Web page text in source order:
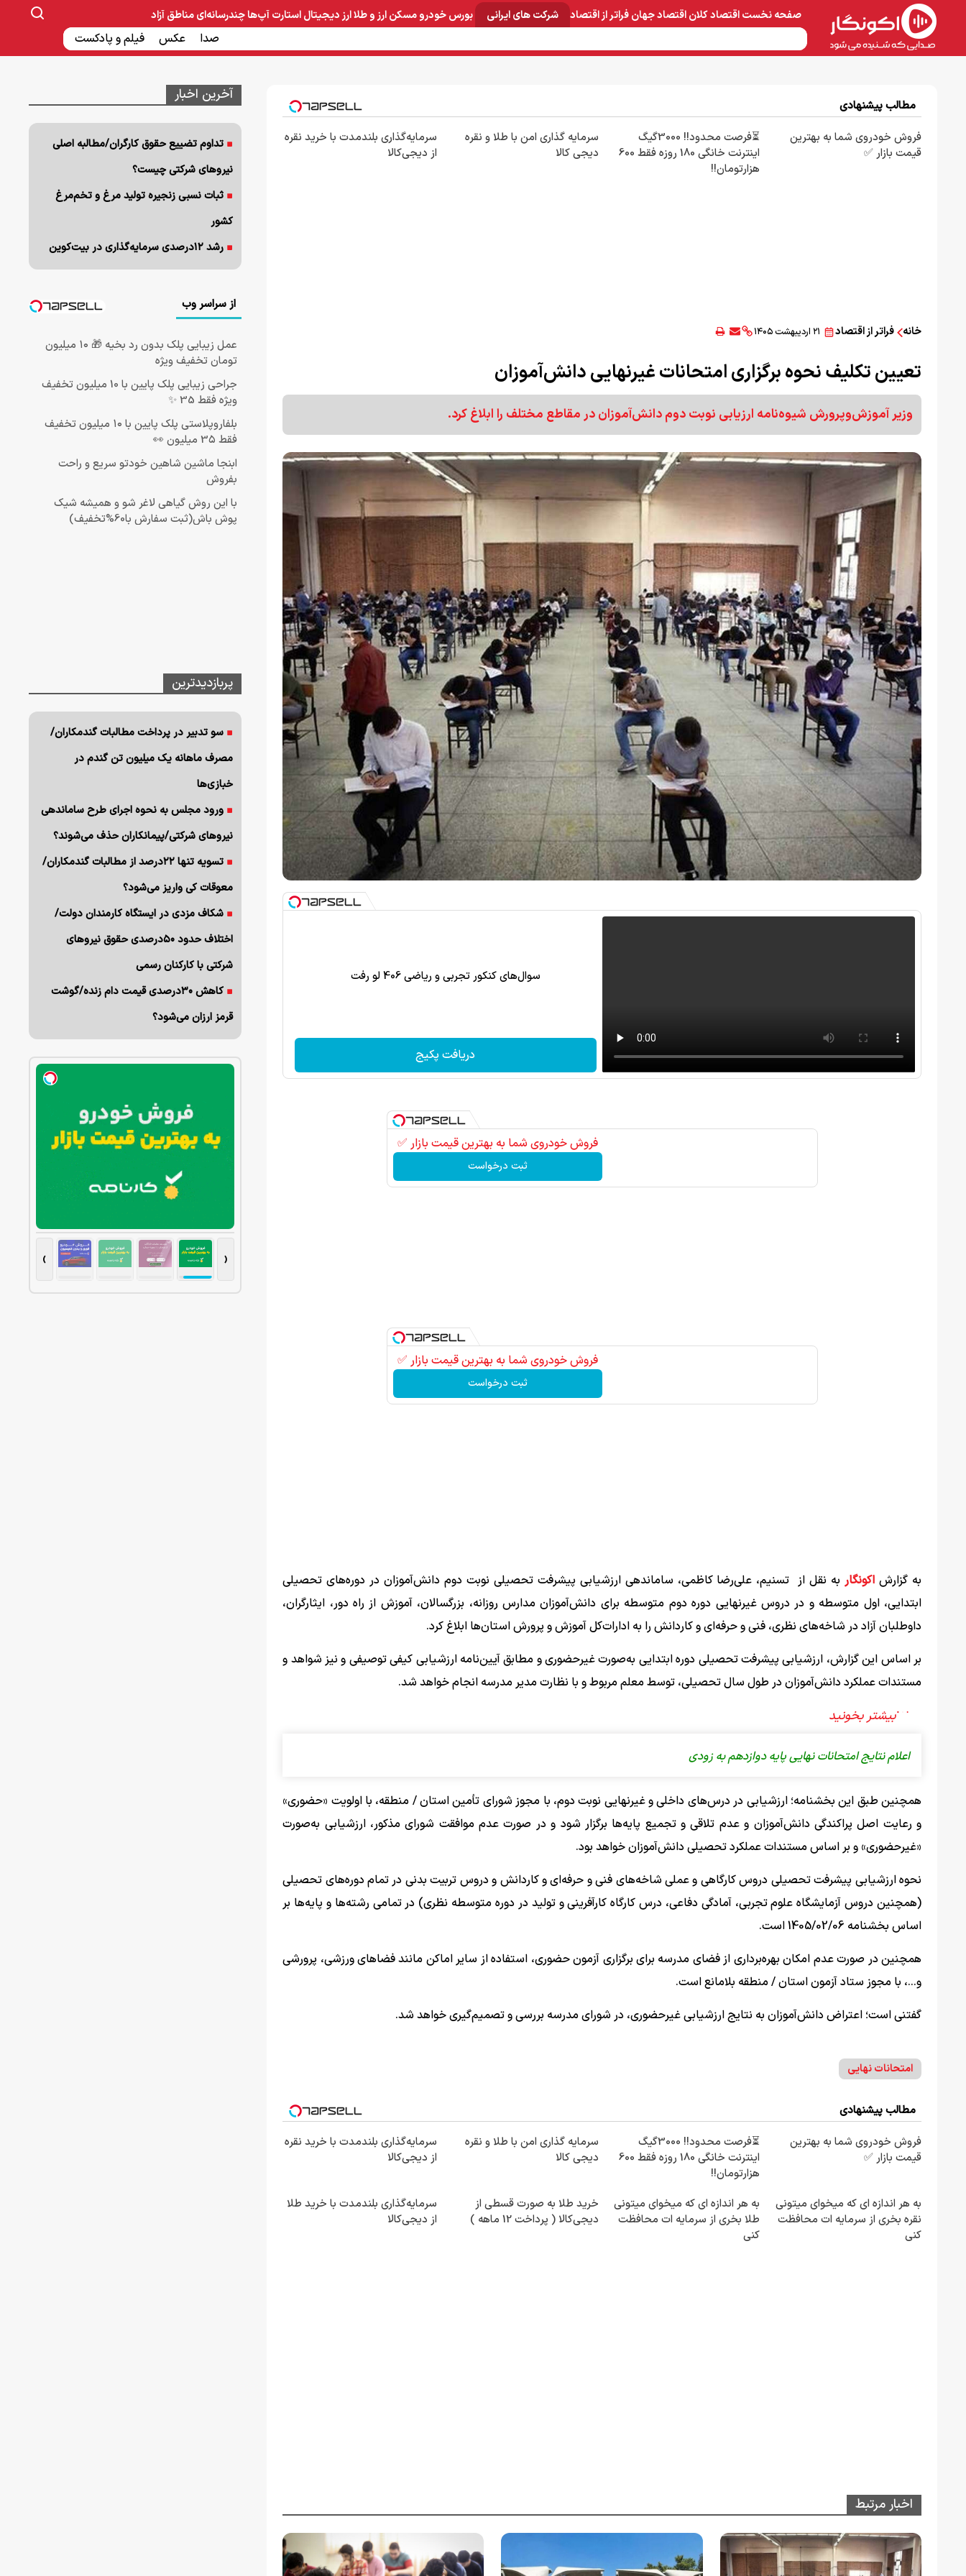
صفحه نخستاقتصاد کلاناقتصاد جهانفراتر از اقتصاد شرکت های ایرانی
صنایع غذایی و دارویی ساخت و ساز بانک و بیمه
بورسخودرومسکنارز و طلاارز دیجیتالاستارت آپ‌هاچندرسانه‌ای
صدا عکس فیلم و پادکست
مناطق آزاد
مطالب پیشنهادی
فروش خودروی شما به بهترین
قیمت بازار ✅
⏳فرصت محدود!! 3000گیگ
اینترنت خانگی 180 روزه فقط 600
هزارتومان!!
سرمایه گذاری امن با طلا و نقره
دیجی کالا
سرمایه‌گذاری بلندمدت با خرید نقره
از دیجی‌کالا
خانه فراتر از اقتصاد ۲۱ اردیبهشت ۱۴۰۵
تعیین تکلیف نحوه برگزاری امتحانات غیرنهایی دانش‌آموزان
وزیر آموزش‌وپرورش شیوه‌نامه ارزیابی نوبت دوم دانش‌آموزان در مقاطع مختلف را ابلاغ کرد.
سوال‌های کنکور تجربی و ریاضی 406 لو رفت
دریافت پکیج
فروش خودروی شما به بهترین قیمت بازار ✅
ثبت درخواست
فروش خودروی شما به بهترین قیمت بازار ✅
ثبت درخواست
به گزارش اکونگار به نقل از تسنیم، علی‌رضا کاظمی، ساماندهی ارزشیابی پیشرفت تحصیلی نوبت دوم دانش‌آموزان در دوره‌های تحصیلی
ابتدایی، اول متوسطه و در دروس غیرنهایی دوره دوم متوسطه برای دانش‌آموزان مدارس روزانه، بزرگسالان، آموزش از راه دور، ایثارگران،
داوطلبان آزاد در شاخه‌های نظری، فنی و حرفه‌ای و کاردانش را به ادارات‌کل آموزش و پرورش استان‌ها ابلاغ کرد.
بر اساس این گزارش، ارزشیابی پیشرفت تحصیلی دوره ابتدایی به‌صورت غیرحضوری و مطابق آیین‌نامه ارزشیابی کیفی توصیفی و نیز شواهد و
مستندات عملکرد دانش‌آموزان در طول سال تحصیلی، توسط معلم مربوط و با نظارت مدیر مدرسه انجام خواهد شد.
اعلام نتایج امتحانات نهایی پایه دوازدهم به زودی
همچنین طبق این بخشنامه؛ ارزشیابی در درس‌های داخلی و غیرنهایی نوبت دوم، با مجوز شورای تأمین استان / منطقه، با اولویت «حضوری»
و رعایت اصل پراکندگی دانش‌آموزان و عدم تلاقی و تجمیع پایه‌ها برگزار شود و در صورت عدم موافقت شورای مذکور، ارزشیابی به‌صورت
«غیرحضوری» و بر اساس مستندات عملکرد تحصیلی دانش‌آموزان خواهد بود.
نحوه ارزشیابی پیشرفت تحصیلی دروس کارگاهی و عملی شاخه‌های فنی و حرفه‌ای و کاردانش و دروس تربیت بدنی در تمام دوره‌های تحصیلی
(همچنین دروس آزمایشگاه علوم تجربی، آمادگی دفاعی، درس کارگاه کارآفرینی و تولید در دوره متوسطه نظری) در تمامی رشته‌ها و پایه‌ها بر
اساس بخشنامه 1405/02/06 است.
همچنین در صورت عدم امکان بهره‌برداری از فضای مدرسه برای برگزاری آزمون حضوری، استفاده از سایر اماکن مانند فضاهای ورزشی، پرورشی
و...، با مجوز ستاد آزمون استان / منطقه بلامانع است.
گفتنی است؛ اعتراض دانش‌آموزان به نتایج ارزشیابی غیرحضوری، در شورای مدرسه بررسی و تصمیم‌گیری خواهد شد.
امتحانات نهایی
مطالب پیشنهادی
فروش خودروی شما به بهترین
قیمت بازار ✅
⏳فرصت محدود!! 3000گیگ
اینترنت خانگی 180 روزه فقط 600
هزارتومان!!
سرمایه گذاری امن با طلا و نقره
دیجی کالا
سرمایه‌گذاری بلندمدت با خرید نقره
از دیجی‌کالا
به هر اندازه ای که میخوای میتونی
نقره بخری از سرمایه ات محافظت
کنی
به هر اندازه ای که میخوای میتونی
طلا بخری از سرمایه ات محافظت
کنی
خرید طلا به صورت قسطی از
دیجی‌کالا ( پرداخت 12 ماهه )
سرمایه‌گذاری بلندمدت با خرید طلا
از دیجی‌کالا
اخبار مرتبط
آخرین اخبار
تداوم تضییع حقوق کارگران/مطالبه اصلی
نیروهای شرکتی چیست؟
ثبات نسبی زنجیره تولید مرغ و تخم‌مرغ
کشور
رشد ۱۲درصدی سرمایه‌گذاری در بیت‌کوین
از سراسر وب
عمل زیبایی پلک بدون رد بخیه 🎁 ۱۰ میلیون
تومان تخفیف ویژه
جراحی زیبایی پلک پایین با 10 میلیون تخفیف
ویژه فقط 35 ✨
بلفاروپلاستی پلک پایین با ۱۰ میلیون تخفیف
فقط 3۵ میلیون 👀
ابنجا ماشین شاهین خودتو سریع و راحت
بفروش
با این روش گیاهی لاغر شو و همیشه شیک
پوش باش(ثبت سفارش با60%تخفیف)
پربازدیدترین
سو تدبیر در پرداخت مطالبات گندمکاران/
مصرف ماهانه یک میلیون تن گندم در
خبازی‌ها
ورود مجلس به نحوه اجرای طرح ساماندهی
نیروهای شرکتی/پیمانکاران حذف می‌شوند؟
تسویه تنها ۲۲درصد از مطالبات گندمکاران/
معوقات کی واریز می‌شود؟
شکاف مزدی در ایستگاه کارمندان دولت/
اختلاف حدود ۵۰درصدی حقوق نیروهای
شرکتی با کارکنان رسمی
کاهش ۳۰درصدی قیمت دام زنده/گوشت
قرمز ارزان می‌شود؟
‹
›